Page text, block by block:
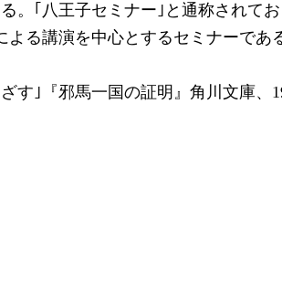
。｢八王子セミナー｣と通称されて
る講演を中心とするセミナーであ
す｣『邪馬一国の証明』角川文庫、